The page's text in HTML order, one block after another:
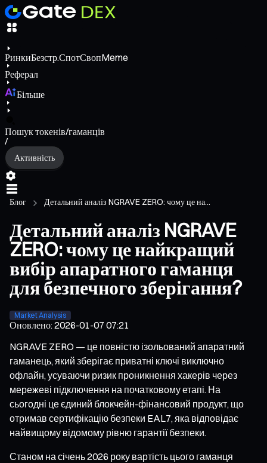
РинкиБезстр.СпотСвопMeme
Реферал
Більше
Пошук токенів/гаманців
/
Активність
Блог Детальний аналіз NGRAVE ZERO: чому це на...
Детальний аналіз NGRAVE
ZERO: чому це найкращий
вибір апаратного гаманця
для безпечного зберігання?
Market Analysis
Оновлено:2026-01-07 07:21
NGRAVE ZERO — це повністю ізольований апаратний
гаманець, який зберігає приватні ключі виключно
офлайн, усуваючи ризик проникнення хакерів через
мережеві підключення на початковому етапі. На
сьогодні це єдиний блокчейн-фінансовий продукт, що
отримав сертифікацію безпеки EAL7, яка відповідає
найвищому відомому рівню гарантії безпеки.
Станом на січень 2026 року вартість цього гаманця